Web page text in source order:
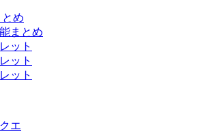
め
まとめ
ット
ット
ット
エ